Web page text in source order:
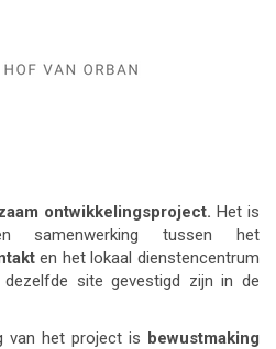
ontwikkelingsproject.Het is
samenwerking tussen het
en het lokaal dienstencentrum
site gevestigd zijn in de
van het project is bewustmaking